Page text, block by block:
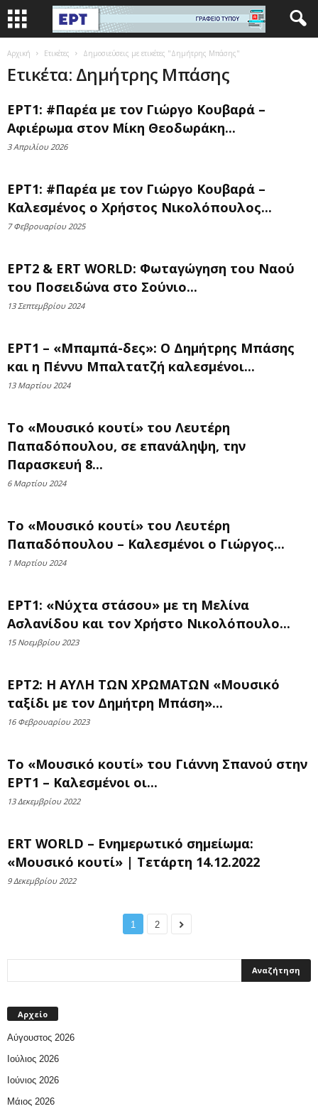
Αρχική Ετικέτες Δημοσιεύσεις με ετικέτες "Δημήτρης Μπάσης"
Ετικέτα: Δημήτρης Μπάσης
ΕΡΤ1: #Παρέα με τον Γιώργο Κουβαρά –
Αφιέρωμα στον Μίκη Θεοδωράκη...
3 Απριλίου 2026
ΕΡΤ1: #Παρέα με τον Γιώργο Κουβαρά –
Καλεσμένος ο Χρήστος Νικολόπουλος...
7 Φεβρουαρίου 2025
ΕΡΤ2 & ERT WORLD: Φωταγώγηση του Ναού
του Ποσειδώνα στο Σούνιο...
13 Σεπτεμβρίου 2024
ΕΡΤ1 – «Μπαμπά-δες»: Ο Δημήτρης Μπάσης
και η Πέννυ Μπαλτατζή καλεσμένοι...
13 Μαρτίου 2024
Το «Μουσικό κουτί» του Λευτέρη
Παπαδόπουλου, σε επανάληψη, την
Παρασκευή 8...
6 Μαρτίου 2024
Το «Μουσικό κουτί» του Λευτέρη
Παπαδόπουλου – Καλεσμένοι ο Γιώργος...
1 Μαρτίου 2024
ΕΡΤ1: «Νύχτα στάσου» με τη Μελίνα
Ασλανίδου και τον Χρήστο Νικολόπουλο...
15 Νοεμβρίου 2023
ΕΡΤ2: Η ΑΥΛΗ ΤΩΝ ΧΡΩΜΑΤΩΝ «Μουσικό
ταξίδι με τον Δημήτρη Μπάση»...
16 Φεβρουαρίου 2023
Το «Μουσικό κουτί» του Γιάννη Σπανού στην
ΕΡΤ1 – Καλεσμένοι οι...
13 Δεκεμβρίου 2022
ERT WORLD – Ενημερωτικό σημείωμα:
«Μουσικό κουτί» | Τετάρτη 14.12.2022
9 Δεκεμβρίου 2022
1 2
Αρχείο
Αύγουστος 2026
Ιούλιος 2026
Ιούνιος 2026
Μάιος 2026